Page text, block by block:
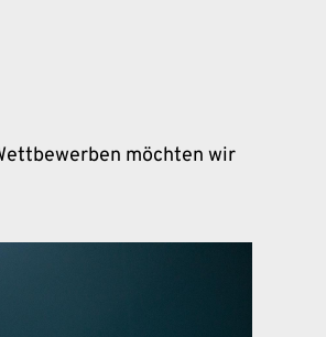
möchten wir